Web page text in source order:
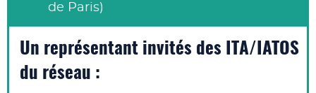
de Paris)
Un représentant invités des ITA/IATOS
du réseau :